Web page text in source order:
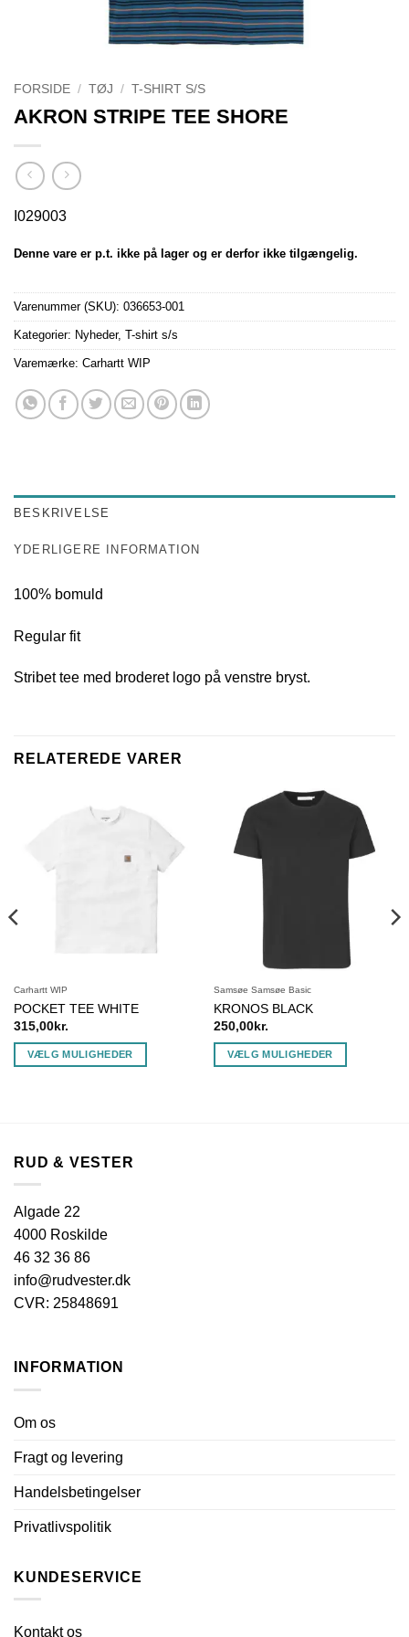
FORSIDE / TØJ / T-SHIRT S/S
AKRON STRIPE TEE SHORE
I029003
Denne vare er p.t. ikke på lager og er derfor ikke tilgængelig.
Varenummer (SKU): 036653-001
Kategorier: Nyheder, T-shirt s/s
Varemærke: Carhartt WIP
BESKRIVELSE
YDERLIGERE INFORMATION
100% bomuld
Regular fit
Stribet tee med broderet logo på venstre bryst.
RELATEREDE VARER
Carhartt WIP
POCKET TEE WHITE
315,00kr.
VÆLG MULIGHEDER
Mulighederne
vælges
på
Samsøe Samsøe Basic
KRONOS BLACK
250,00kr.
VÆLG MULIGHEDER
RUD & VESTER
Algade 22
4000 Roskilde
46 32 36 86
info@rudvester.dk
CVR: 25848691
INFORMATION
Om os
Fragt og levering
Handelsbetingelser
Privatlivspolitik
KUNDESERVICE
Kontakt os